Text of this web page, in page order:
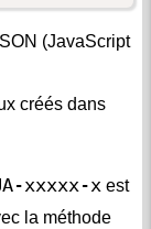
(JavaScript
créés dans
xxxxx-x est
la méthode